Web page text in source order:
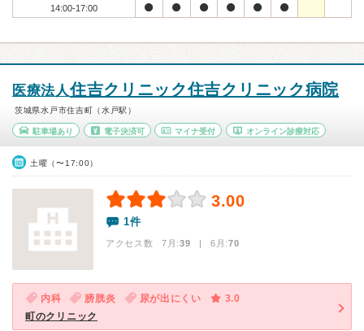
14:00-17:00
医療法人住吉クリニック住吉クリニック病院
茨城県水戸市住吉町（水戸駅）
駐車場あり 電子決済可 マイナ受付 オンライン診療対応
土曜（〜17:00）
3.00
1件
アクセス数 7月:39 | 6月:70
内科 膀胱炎 尿が出にくい
3.0
町のクリニック